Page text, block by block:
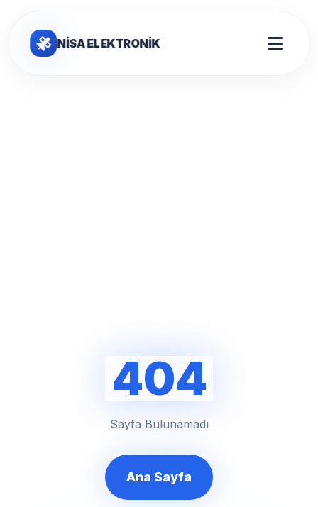
NİSA ELEKTRONİK
404
Sayfa Bulunamadı
Ana Sayfa